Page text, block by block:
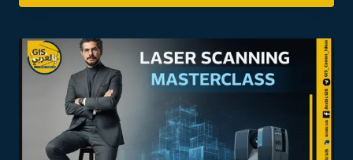
الجوية:
الشامل
لخرائط
الدرون
الرقمية